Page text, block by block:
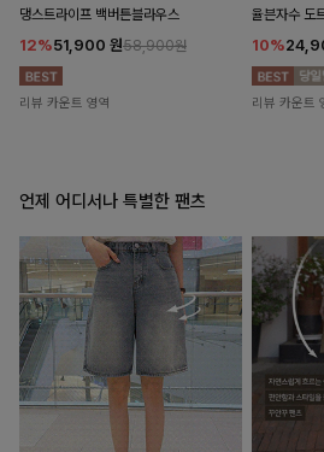
댕스트라이프 백버튼블라우스
12%51,900 원58,900원
리뷰 카운트 영역
율븐자수 도
10%
리뷰 카운트
언제 어디서나 특별한 팬츠